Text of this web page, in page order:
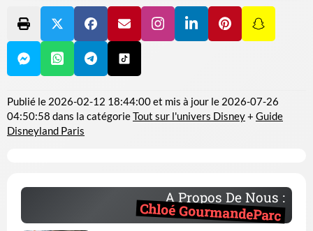
Publié le 2026-02-12 18:44:00et mis à jour le 2026-07-26
04:50:58 dans la catégorieTout sur l'univers Disney+ Guide
Disneyland Paris
A Propos De Nous :
Chloé GourmandeParc